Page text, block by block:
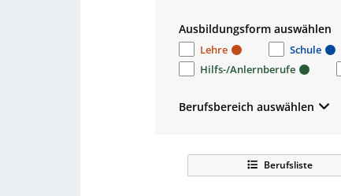
Ausbildungsform auswählen
Lehre Schule
Hilfs-/Anlernberufe
Berufsbereich auswählen
Berufsliste